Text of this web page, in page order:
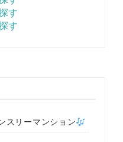
す
す
スリーマンション